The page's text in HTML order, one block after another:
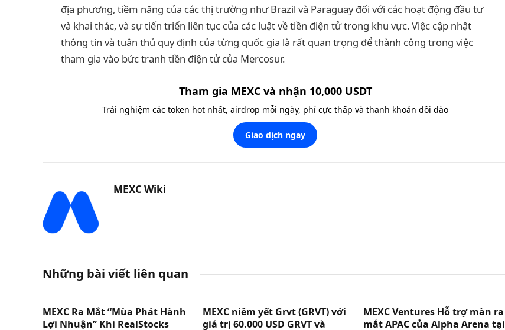
địa phương, tiềm năng của các thị trường như Brazil và Paraguay đối với các hoạt động đầu tư
và khai thác, và sự tiến triển liên tục của các luật về tiền điện tử trong khu vực. Việc cập nhật
thông tin và tuân thủ quy định của từng quốc gia là rất quan trọng để thành công trong việc
tham gia vào bức tranh tiền điện tử của Mercosur.
Tham gia MEXC và nhận 10,000 USDT
Trải nghiệm các token hot nhất, airdrop mỗi ngày, phí cực thấp và thanh khoản dồi dào
Giao dịch ngay
MEXC Wiki
Những bài viết liên quan
MEXC Ra Mắt “Mùa Phát Hành
Lợi Nhuận” Khi RealStocks
MEXC niêm yết Grvt (GRVT) với
giá trị 60.000 USD GRVT và
MEXC Ventures Hỗ trợ màn ra
mắt APAC của Alpha Arena tại